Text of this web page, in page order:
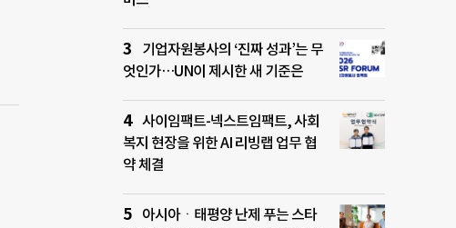
기업자원봉사의 ‘진짜 성과’는 무
엇인가…UN이 제시한 새 기준은
사이임팩트-넥스트임팩트, 사회
복지 현장을 위한 AI 리빙랩 업무 협
약 체결
아시아ㆍ태평양 난제 푸는 스타